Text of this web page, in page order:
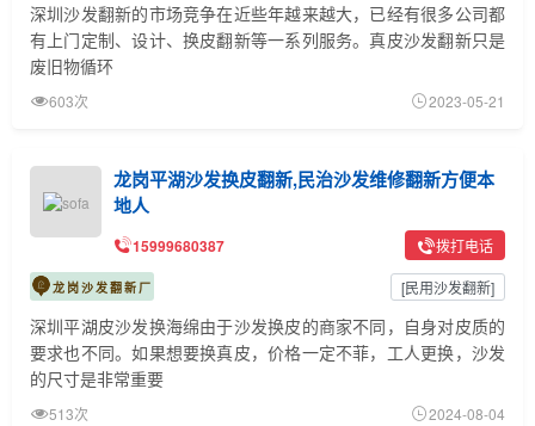
深圳沙发翻新的市场竞争在近些年越来越大，已经有很多公司都
有上门定制、设计、换皮翻新等一系列服务。真皮沙发翻新只是
废旧物循环
603次 2023-05-21
龙岗平湖沙发换皮翻新,民治沙发维修翻新方便本
地人
15999680387 拨打电话
龙岗沙发翻新厂 [民用沙发翻新]
深圳平湖皮沙发换海绵由于沙发换皮的商家不同，自身对皮质的
要求也不同。如果想要换真皮，价格一定不菲，工人更换，沙发
的尺寸是非常重要
513次 2024-08-04